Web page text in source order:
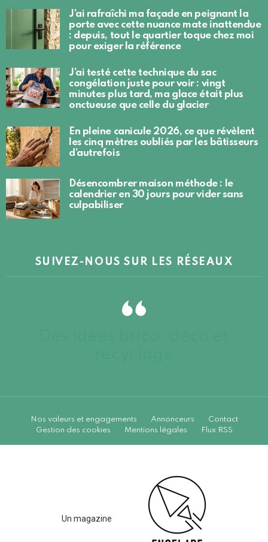
J’ai rafraîchi ma façade en peignant la
porte avec cette nuance mate inattendue
: depuis, tout le quartier toque chez moi
pour exiger la référence
J’ai testé cette technique du sac
congélation juste pour voir : vingt
minutes plus tard, ma glace était plus
onctueuse que celle du glacier
En pleine canicule 2026, ce que révèlent
les cinq mètres oubliés par les bâtisseurs
d’autrefois
Désencombrer maison méthode : le
calendrier en 30 jours pour vider sans
culpabiliser
SUIVEZ-NOUS SUR LES RÉSEAUX
Nos valeurs et engagements Annonceurs
Contact
Gestion des cookies
Mentions légales Flux RSS
Un magazine